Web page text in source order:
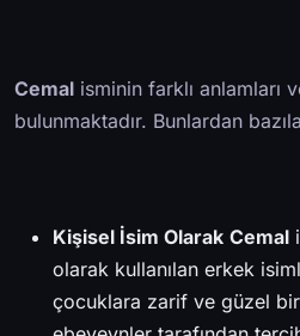
Cemal isminin farklı anlamları
bulunmaktadır. Bunlardan
Kişisel İsim Olarak Cemal
olarak kullanılan erkek
çocuklara zarif ve güzel